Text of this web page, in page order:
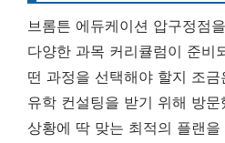
브롬튼 에듀케이션 압구정점
다양한 과목 커리큘럼이 준비
떤 과정을 선택해야 할지 조
유학 컨설팅을 받기 위해 방
상황에 딱 맞는 최적의 플랜